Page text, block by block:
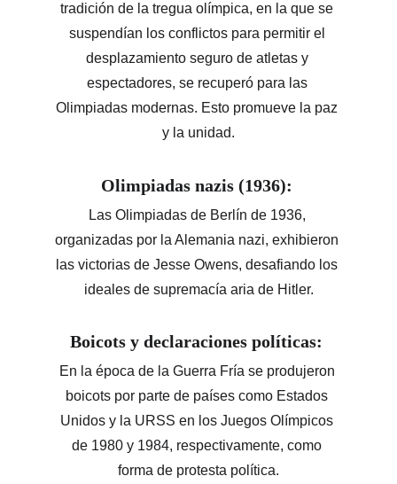
tradición de la tregua olímpica, en la que se
suspendían los conflictos para permitir el
desplazamiento seguro de atletas y
espectadores, se recuperó para las
Olimpiadas modernas. Esto promueve la paz
y la unidad.
Olimpiadas nazis (1936):
Las Olimpiadas de Berlín de 1936,
organizadas por la Alemania nazi, exhibieron
las victorias de Jesse Owens, desafiando los
ideales de supremacía aria de Hitler.
Boicots y declaraciones políticas:
En la época de la Guerra Fría se produjeron
boicots por parte de países como Estados
Unidos y la URSS en los Juegos Olímpicos
de 1980 y 1984, respectivamente, como
forma de protesta política.